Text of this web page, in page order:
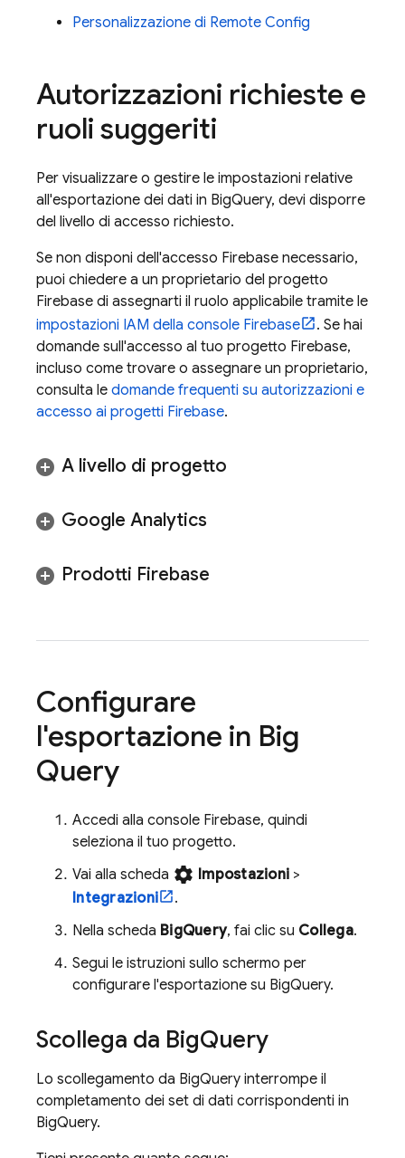
Personalizzazione di Remote Config
Autorizzazioni richieste e
ruoli suggeriti
Per visualizzare o gestire le impostazioni relative
all'esportazione dei dati in BigQuery, devi disporre
del livello di accesso richiesto.
Se non disponi dell'accesso Firebase necessario,
puoi chiedere a un proprietario del progetto
Firebase di assegnarti il ruolo applicabile tramite le
impostazioni IAM della console Firebase
. Se hai
domande sull'accesso al tuo progetto Firebase,
incluso come trovare o assegnare un proprietario,
consulta le domande frequenti su autorizzazioni e
accesso ai progetti Firebase.
A livello di progetto
Google Analytics
Prodotti Firebase
Configurare
l'esportazione in Big
Query
Accedi alla console Firebase, quindi
seleziona il tuo progetto.
Vai alla scheda settings Impostazioni >
Integrazioni
.
Nella scheda BigQuery, fai clic su Collega.
Segui le istruzioni sullo schermo per
configurare l'esportazione su BigQuery.
Scollega da BigQuery
Lo scollegamento da BigQuery interrompe il
completamento dei set di dati corrispondenti in
BigQuery.